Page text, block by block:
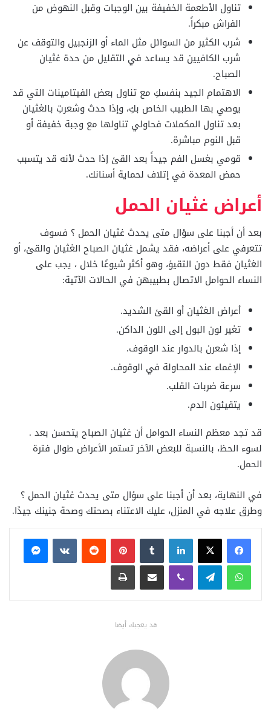
تناول الأطعمة الخفيفة بين الوجبات وقبل النهوض من
الفراش مبكراً.
شرب الكثير من السوائل مثل الماء أو الزنجبيل والتوقف عن
شرب الكافيين قد يساعد في التقليل من حدة غثيان
الصباح.
الاهتمام الجيد بنفسكِ مع تناول بعض الفيتامينات التي قد
يوصي بها الطبيب الخاص بكِ، وإذا حدث وشعرتِ بالغثيان
بعد تناول المكملات فحاولي تناولها مع وجبة خفيفة أو
قبل النوم مباشرة.
قومي بغسل الفم جيداً بعد القئ إذا حدث لأنه قد يتسبب
حمض المعدة في إتلاف لحماية أسنانك.
أعراض غثيان الحمل
بعد أن أجبنا على سؤال متى يحدث غثيان الحمل ؟ فسوف
تتعرفي على أعراضه، فقد يشمل غثيان الصباح الغثيان والقئ، أو
الغثيان فقط دون التقيؤ، وهو أكثر شيوعًا خلال ، يجب على
النساء الحوامل الاتصال بطبيبهن في الحالات الآتية:
أعراض الغثيان أو القئ الشديد.
تغير لون البول إلى اللون الداكن.
إذا شعرن بالدوار عند الوقوف.
الإغماء عند المحاولة في الوقوف.
سرعة ضربات القلب.
يتقيئون الدم.
قد تجد معظم النساء الحوامل أن غثيان الصباح يتحسن بعد .
لسوء الحظ، بالنسبة للبعض الآخر تستمر الأعراض طوال فترة
الحمل.
في النهاية، بعد أن أجبنا على سؤال متى يحدث غثيان الحمل ؟
وطرق علاجه في المنزل، عليك الاعتناء بصحتك وصحة جنينك جيدًا.
فيسبوكX لينكدإن بينتيريست
ماسنجر
واتساب تيلقرام ڤايبر مشاركة عبر البريد طباعة
قد يعجبك أيضا